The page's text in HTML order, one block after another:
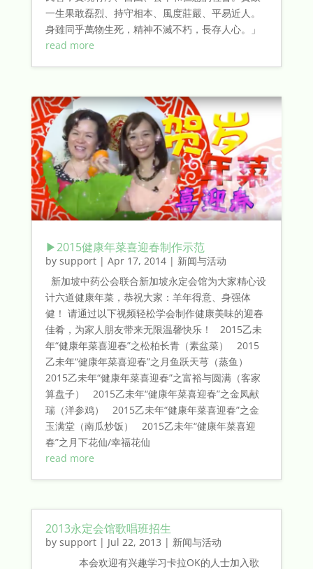
一生果敢磊烈、持守相本、風度莊嚴、平易近人。
身雖同乎萬物生死，精神不滅不朽，長存人心。」
read more
▶2015健康年菜喜迎春制作示范
by support| Apr 17, 2014| 新闻与活动
新加坡中药公会联合新加坡永定会馆为大家精心设
计六道健康年菜，恭祝大家：羊年得意、身强体
健！ 请通过以下视频轻松学会制作健康美味的迎春
佳肴，为家人朋友带来无限温馨快乐！ 2015乙未
年“健康年菜喜迎春”之松柏长青（素盆菜） 2015
乙未年“健康年菜喜迎春”之月鱼跃天芎（蒸鱼）
2015乙未年“健康年菜喜迎春”之富裕与圆满（客家
算盘子） 2015乙未年“健康年菜喜迎春”之金凤献
瑞（洋参鸡） 2015乙未年“健康年菜喜迎春”之金
玉满堂（南瓜炒饭） 2015乙未年“健康年菜喜迎
春”之月下花仙/­幸福花仙
read more
2013永定会馆歌唱班招生
by support| Jul 22, 2013 | 新闻与活动
本会欢迎有兴趣学习卡拉OK的人士加入歌